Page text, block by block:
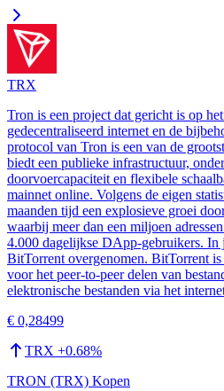
TRX
Tron is een project dat gericht is op
gedecentraliseerd internet en de
protocol van Tron is een van de
biedt een publieke infrastructuur,
doorvoercapaciteit en flexibele
mainnet online. Volgens de eigen
maanden tijd een explosieve groei
waarbij meer dan een miljoen
4.000 dagelijkse DApp-gebruikers. In
BitTorrent overgenomen. BitTorrent
voor het peer-to-peer delen van
elektronische bestanden via het
€ 0,28499
TRX +0.68%
TRON (TRX) Kopen